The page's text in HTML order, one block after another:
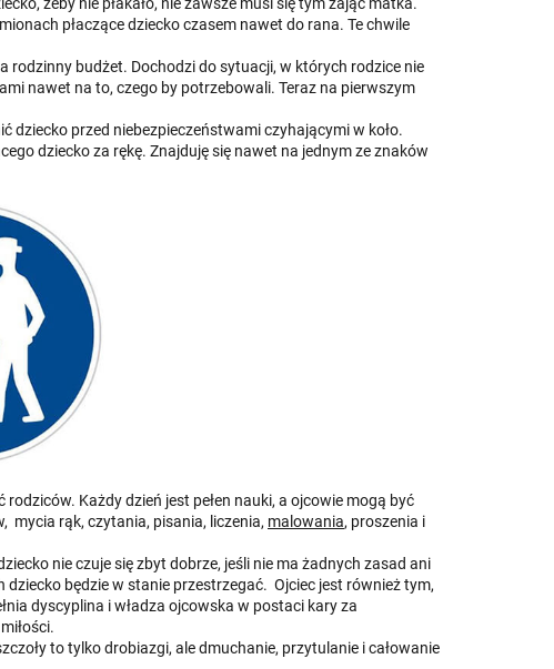
żeby nie płakało, nie zawsze musi się tym zająć matka.
płaczące dziecko czasem nawet do rana. Te chwile
rodzinny budżet. Dochodzi do sytuacji, w których rodzice nie
nawet na to, czego by potrzebowali. Teraz na pierwszym
przed niebezpieczeństwami czyhającymi w koło.
dziecko za rękę. Znajduję się nawet na jednym ze znaków
Każdy dzień jest pełen nauki, a ojcowie mogą być
mycia rąk, czytania, pisania, liczenia, malowania, proszenia i
nie czuje się zbyt dobrze, jeśli nie ma żadnych zasad ani
będzie w stanie przestrzegać. Ojciec jest również tym,
dyscyplina i władza ojcowska w postaci kary za
to tylko drobiazgi, ale dmuchanie, przytulanie i całowanie